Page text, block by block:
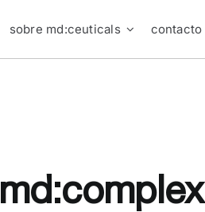
sobre md:ceuticals contacto
md:complex